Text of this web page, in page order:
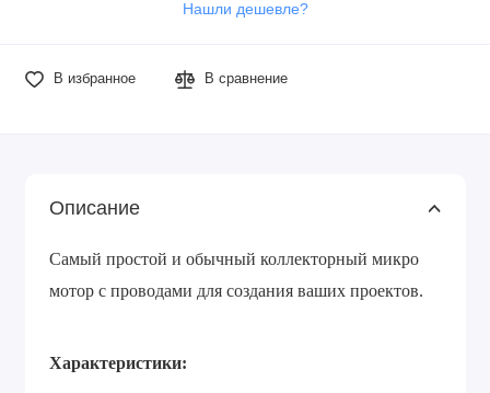
Нашли дешевле?
В избранное В сравнение
Описание
Самый простой и обычный коллекторный микро
мотор с проводами для создания ваших проектов.
Характеристики: